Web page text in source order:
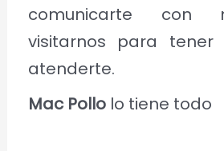
comunicarte con
visitarnos para
atenderte.
Mac Pollolo tiene todo